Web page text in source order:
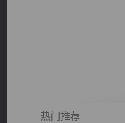
热门推荐